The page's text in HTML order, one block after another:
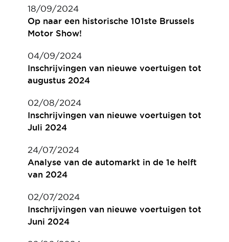
18/09/2024
Op naar een historische 101ste Brussels
Motor Show!
04/09/2024
Inschrijvingen van nieuwe voertuigen tot
augustus 2024
02/08/2024
Inschrijvingen van nieuwe voertuigen tot
Juli 2024
24/07/2024
Analyse van de automarkt in de 1e helft
van 2024
02/07/2024
Inschrijvingen van nieuwe voertuigen tot
Juni 2024